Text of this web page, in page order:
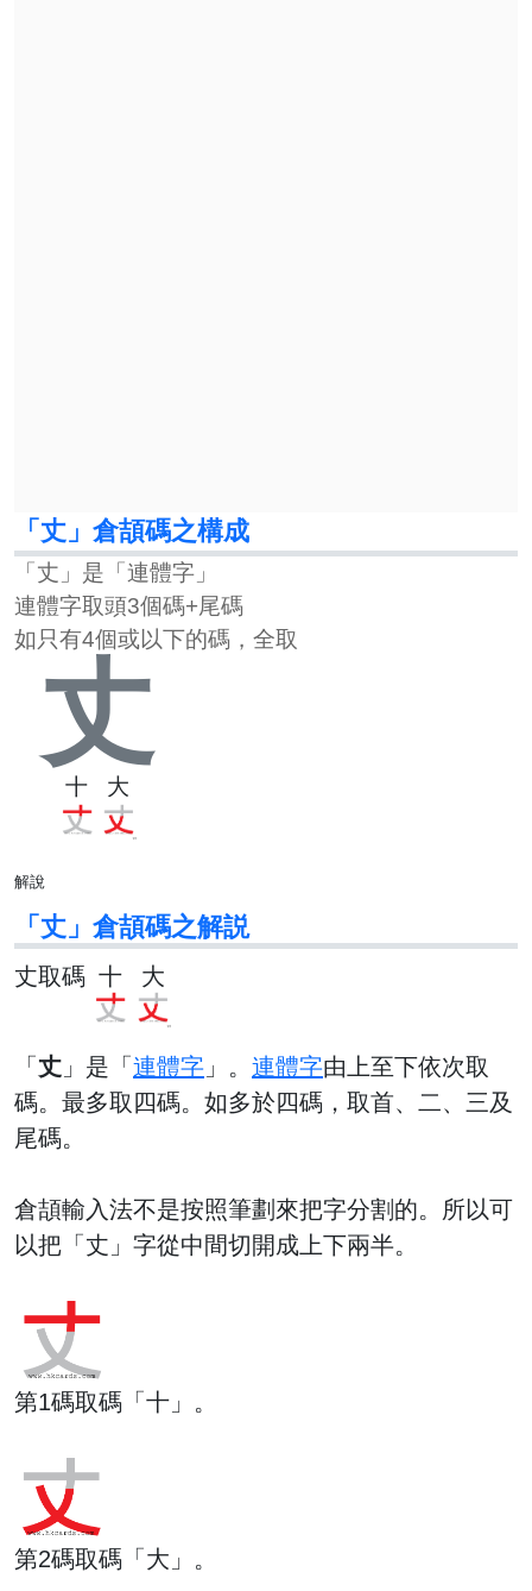
「丈」倉頡碼之構成
「丈」是「連體字」
連體字取頭3個碼+尾碼
如只有4個或以下的碼，全取
丈
十 大
解說
「丈」倉頡碼之解説
丈取碼 十 大
「丈 」是「連體字 」。 連體字由上至下依次取
碼。最多取四碼。如多於四碼，取首、二、三及
尾碼。
倉頡輸入法不是按照筆劃來把字分割的。所以可
以把「丈」字從中間切開成上下兩半。
第1碼取碼「十」。
第2碼取碼「大」。